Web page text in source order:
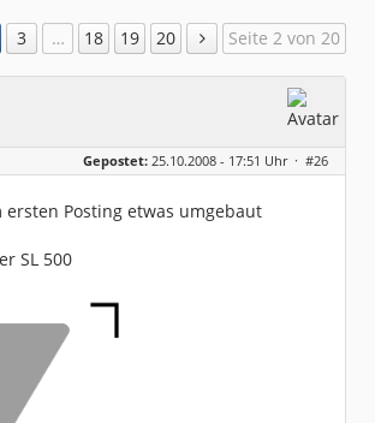
3 … 18 19 20 Seite 2 von 20
Angabe
Gepostet: 25.10.2008 - 17:51 Uhr · #26
ersten Posting etwas umgebaut
SL 500